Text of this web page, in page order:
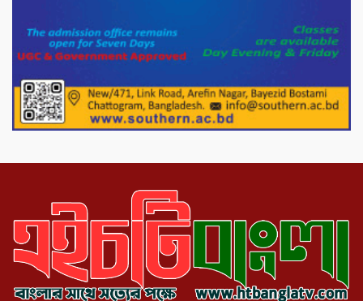
দেশের বাজারে ভরিতে ১০ হাজার টাকা সোনার
দাম বাড়ানোর ঘোষণা।
ভারপ্রাপ্ত রাষ্ট্রপতি হাফিজ উদ্দিন আহমদের
সাথে এইচটি বাংলা অনলাইন পোর্টাল ও আইপি